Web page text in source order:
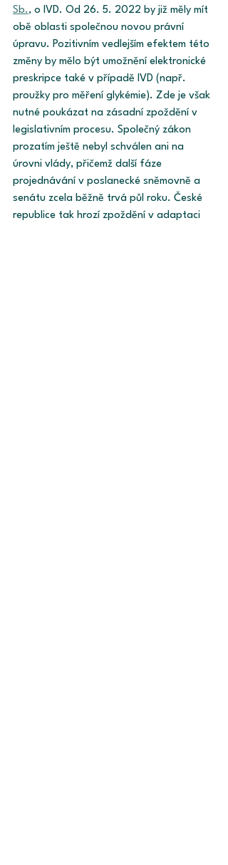
Sb. , o IVD. Od 26. 5. 2022 by již měly mít
obě oblasti společnou novou právní
úpravu. Pozitivním vedlejším efektem této
změny by mělo být umožnění elektronické
preskripce také v případě IVD (např.
proužky pro měření glykémie). Zde je však
nutné poukázat na zásadní zpoždění v
legislativním procesu. Společný zákon
prozatím ještě nebyl schválen ani na
úrovni vlády, přičemž další fáze
projednávání v poslanecké sněmovně a
senátu zcela běžně trvá půl roku. České
republice tak hrozí zpoždění v adaptaci